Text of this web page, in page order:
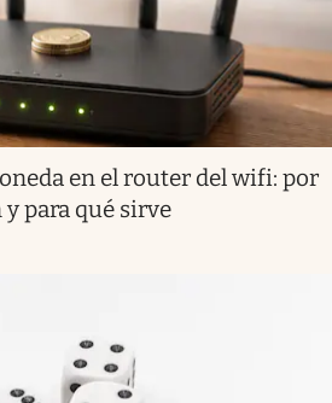
en el router del wifi: por
para qué sirve